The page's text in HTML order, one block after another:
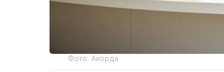
Фото: Акорда